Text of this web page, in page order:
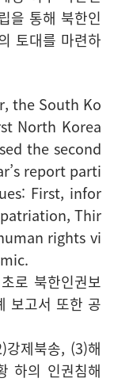
을 통해 북한인
토대를 마련하
the South Ko
North Korea
the second
report parti
First, infor
Thir
rights vi
로 북한인권보
보고서 또한 공
강제북송, (3)해
하의 인권침해